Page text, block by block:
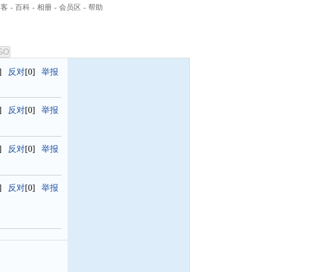
- 百科 - 相册 - 会员区 - 帮助
反对[0]
举报
反对[0]
举报
反对[0]
举报
反对[0]
举报